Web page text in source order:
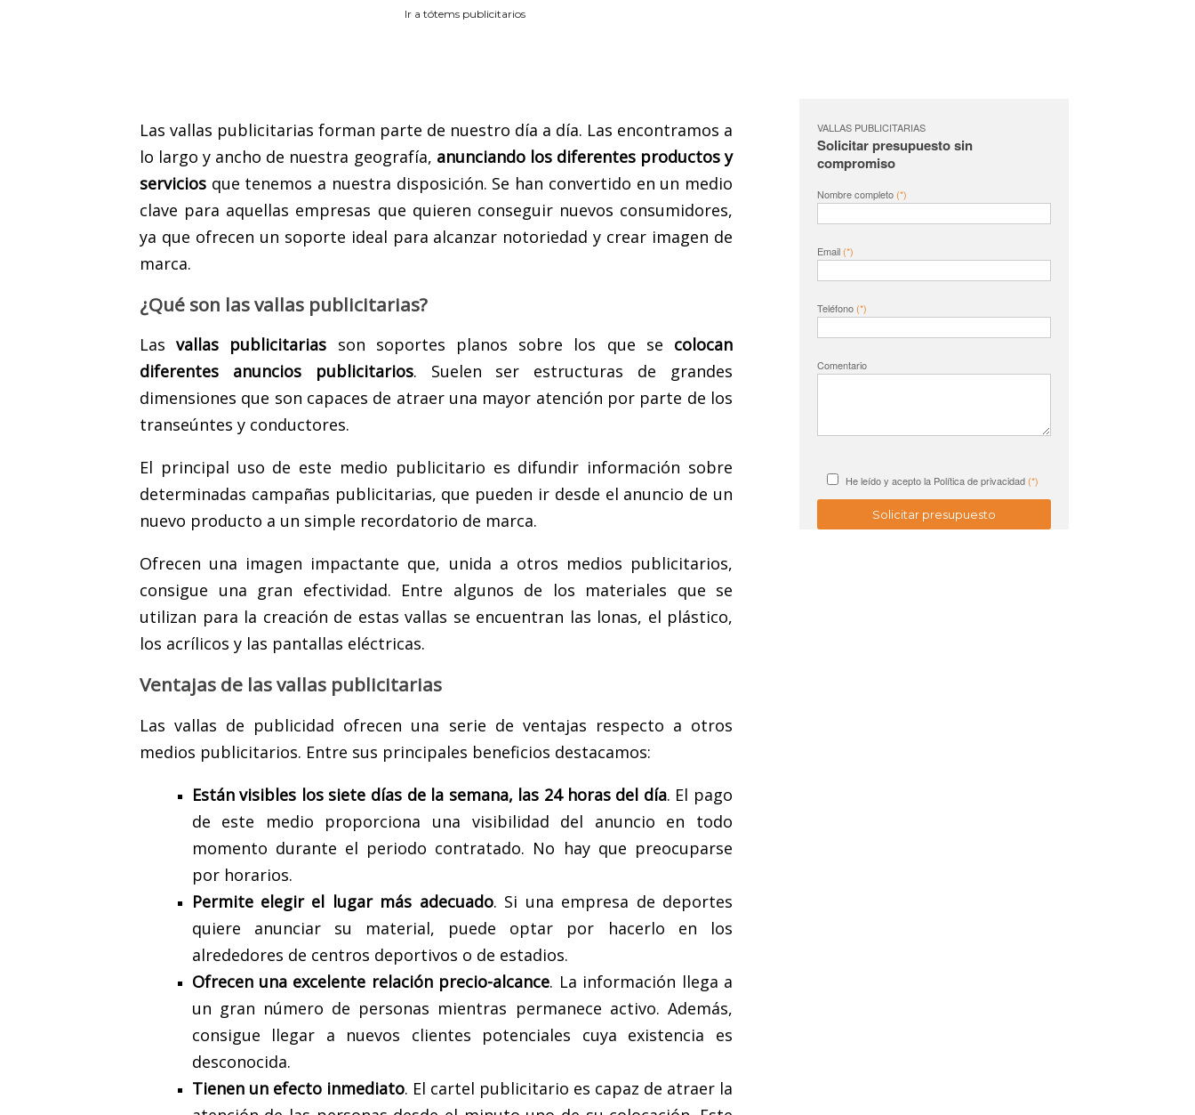
Ir a tótems publicitarios
Las vallas publicitarias forman parte de nuestro día a día. Las encontramos a
lo largo y ancho de nuestra geografía, anunciando los diferentes productos y
servicios que tenemos a nuestra disposición. Se han convertido en un medio
clave para aquellas empresas que quieren conseguir nuevos consumidores,
ya que ofrecen un soporte ideal para alcanzar notoriedad y crear imagen de
marca.
¿Qué son las vallas publicitarias?
Lasvallas publicitarias son soportes planos sobre los que se colocan
diferentes anuncios publicitarios. Suelen ser estructuras de grandes
dimensiones que son capaces de atraer una mayor atención por parte de los
transeúntes y conductores.
El principal uso de este medio publicitario es difundir información sobre
determinadas campañas publicitarias, que pueden ir desde el anuncio de un
nuevo producto a un simple recordatorio de marca.
Ofrecen una imagen impactante que, unida a otros medios publicitarios,
consigue una gran efectividad. Entre algunos de los materiales que se
utilizan para la creación de estas vallas se encuentran las lonas, el plástico,
los acrílicos y las pantallas eléctricas.
Ventajas de las vallas publicitarias
Las vallas de publicidad ofrecen una serie de ventajas respecto a otros
medios publicitarios. Entre sus principales beneficios destacamos:
Están visibles los siete días de la semana, las 24 horas del día. El pago
de este medio proporciona una visibilidad del anuncio en todo
momento durante el periodo contratado. No hay que preocuparse
por horarios.
Permite elegir el lugar más adecuado. Si una empresa de deportes
quiere anunciar su material, puede optar por hacerlo en los
alrededores de centros deportivos o de estadios.
Ofrecen una excelente relación precio-alcance. La información llega a
un gran número de personas mientras permanece activo. Además,
consigue llegar a nuevos clientes potenciales cuya existencia es
desconocida.
Tienen un efecto inmediato. El cartel publicitario es capaz de atraer la
VALLAS PUBLICITARIAS
Solicitar presupuesto sin
compromiso
Nombre completo (*)
Email (*)
Teléfono (*)
Comentario
He leído y acepto la Política de privacidad (*)